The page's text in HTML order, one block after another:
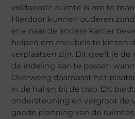
voldoende ruimte is om te
Hierdoor kunnen ouderen
ene naar de andere kamer
helpen om meubels te kiezen
verplaatsen zijn. Dit geeft je
de indeling aan te passen
Overweeg daarnaast het
in de hal en bij de trap. Dit
ondersteuning en vergroot de
goede planning van de